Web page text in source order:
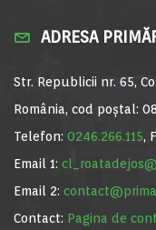
ADRESA
Str. Republicii nr. 65,
România, cod poștal:
Telefon: 0246.266.115,
Email 1:
Email 2:
Contact: Pagina de